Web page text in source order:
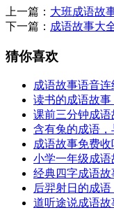
上一篇： 大班成语故
下一篇： 成语故事大
猜你喜欢
成语故事语音
读书的成语故
课前三分钟成
含有兔的成语
成语故事免费
小学一年级成
经典四字成语
后羿射日的成
道听途说成语